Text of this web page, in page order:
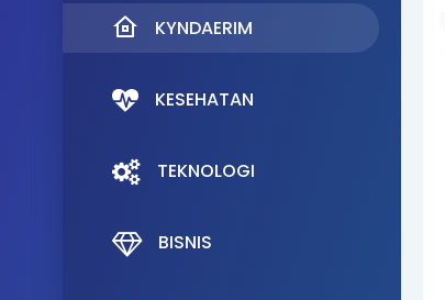
KYNDAERIM
KESEHATAN
TEKNOLOGI
BISNIS